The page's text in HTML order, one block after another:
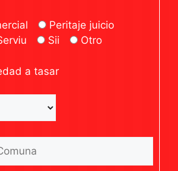
Peritaje juicio
Sii Otro
a tasar